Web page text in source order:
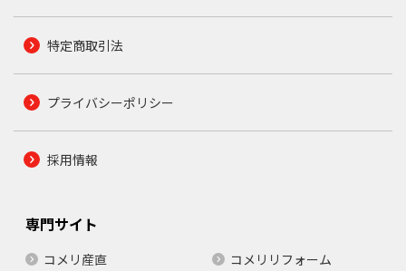
特定商取引法
プライバシーポリシー
採用情報
専門サイト
コメリ産直
コメリリフォーム